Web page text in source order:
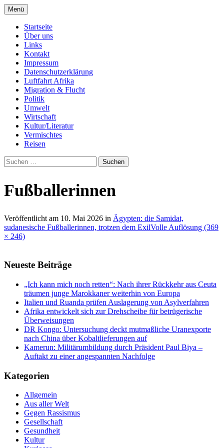
Zum
Inhalt
springen
AFRICA live
Afrika
Menü
Startseite
Über uns
Links
Kontakt
Impressum
Datenschutzerklärung
Luftfahrt Afrika
Migration & Flucht
Politik
Umwelt
Wirtschaft
Kultur/Literatur
Vermischtes
Reisen
Suchen
nach:
Fußballerinnen
Veröffentlicht am 10. Mai 2026 in Ägypten: die Samidat,
sudanesische Fußballerinnen, trotzen dem ExilVolle Auflösung (369
× 246)
Neueste Beiträge
„Ich kann mich noch retten“: Nach ihrer Rückkehr aus Ceuta
träumen junge Marokkaner weiterhin von Europa
Italien und Ruanda prüfen Auslagerung von Asylverfahren
Afrika entwickelt sich zur Drehscheibe für betrügerische
Überweisungen
DR Kongo: Untersuchung deckt mutmaßliche Uranexporte
nach China über Kobaltlieferungen auf
Kamerun: Militärumbildung durch Präsident Paul Biya –
Auftakt zu einer angespannten Nachfolge
Kategorien
Allgemein
Aus aller Welt
Gegen Rassismus
Gesellschaft
Gesundheit
Kultur